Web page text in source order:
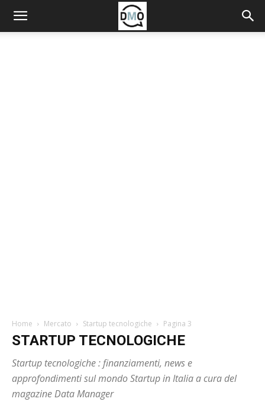
Home Mercato Startup tecnologiche Pagina 3
STARTUP TECNOLOGICHE
Startup tecnologiche : finanziamenti, news e
approfondimenti sul mondo Startup in Italia a cura del
magazine Data Manager
InnoVitsLab costruisce un ponte tra le
startup e i manager